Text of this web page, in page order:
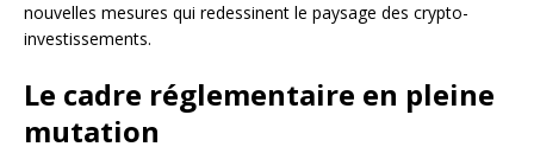
nouvelles mesures qui redessinent le paysage des crypto-
investissements.
Le cadre réglementaire en pleine
mutation